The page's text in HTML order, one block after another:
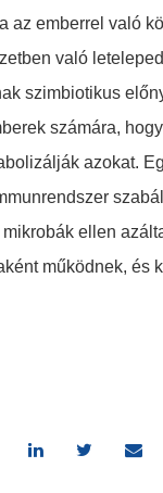
az emberrel való
való
szimbiotikus
számára,
azokat.
ellen
működnek, és